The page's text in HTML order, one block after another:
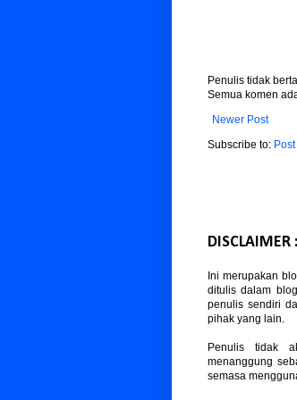
Penulis tidak
Semua komen
Newer Post
Subscribe to:
DISCLAIMER :
Ini merupakan
ditulis dalam
penulis sendiri
pihak yang lain.
Penulis tidak
menanggung
semasa